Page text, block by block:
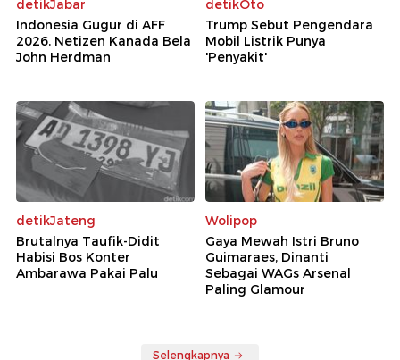
detikJabar
Indonesia Gugur di AFF
2026, Netizen Kanada Bela
John Herdman
detikOto
Trump Sebut Pengendara
Mobil Listrik Punya
'Penyakit'
detikJateng
Brutalnya Taufik-Didit
Habisi Bos Konter
Ambarawa Pakai Palu
Wolipop
Gaya Mewah Istri Bruno
Guimaraes, Dinanti
Sebagai WAGs Arsenal
Paling Glamour
Selengkapnya